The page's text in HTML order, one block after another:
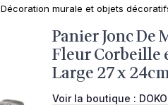
Décoration murale et objets
Panier Jonc De
Fleur Corbeille
Large 27 x
Voir la boutique :